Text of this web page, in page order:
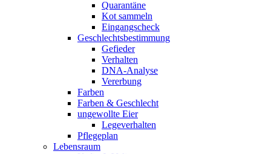
Quarantäne
Kot sammeln
Eingangscheck
Geschlechtsbestimmung
Gefieder
Verhalten
DNA-Analyse
Vererbung
Farben
Farben & Geschlecht
ungewollte Eier
Legeverhalten
Pflegeplan
Lebensraum